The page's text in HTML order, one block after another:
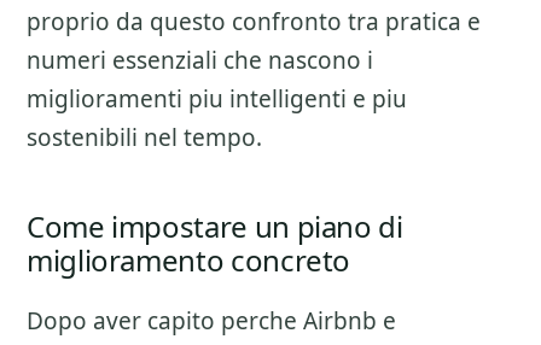
proprio da questo confronto tra pratica e
numeri essenziali che nascono i
miglioramenti piu intelligenti e piu
sostenibili nel tempo.
Come impostare un piano di
miglioramento concreto
Dopo aver capito perche Airbnb e